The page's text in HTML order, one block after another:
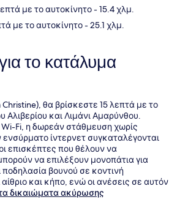
με το αυτοκίνητο- 15.4 χλμ.
με το αυτοκίνητο- 25.1 χλμ.
το κατάλυμα
θα βρίσκεστε 15 λεπτά με το
Αλιβερίου και Λιμάνι Αμαρύνθου.
Fi, η δωρεάν στάθμευση χωρίς
ίντερνετ συγκαταλέγονται
επισκέπτες που θέλουν να
να επιλέξουν μονοπάτια για
βουνού σε κοντινή
και κήπο, ενώ οι ανέσεις σε αυτόν
πλυντήρια/στεγνωτήρια
δικαιώματα ακύρωσης